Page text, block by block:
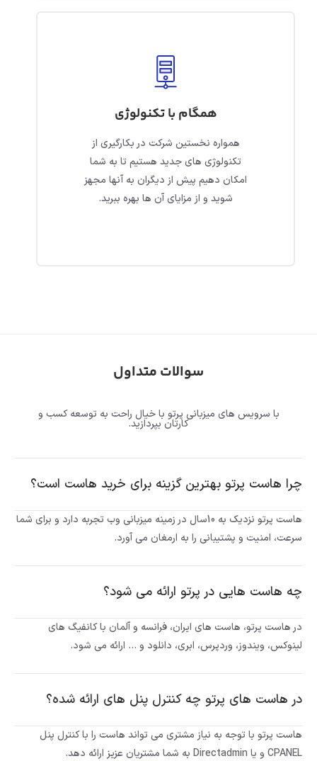
همگام با تکنولوژی
همواره نخستین شرکت در بکارگیری از
تکنولوژی های جدید هستیم تا به شما
امکان دهیم پیش از دیگران به آنها مجهز
شوید و از مزایای آن ها بهره ببرید.
سوالات متداول
با سرویس های میزبانی پرتو با خیال راحت به توسعه کسب و
کارتان بپردازید.
چرا هاست پرتو بهترین گزینه برای خرید هاست است؟
هاست پرتو نزدیک به 10سال در زمینه میزبانی وب تجربه دارد و برای شما
سرعت، امنیت و پشتیبانی را به ارمغان می آورد.
چه هاست هایی در پرتو ارائه می شود؟
در هاست پرتو، هاست های ایران، فرانسه و آلمان با کانفیگ های
لینوکس، ویندوز، وردپرس، ابری، دانلود و … ارائه می شود.
در هاست های پرتو چه کنترل پنل های ارائه شده؟
هاست پرتو با توجه به نیاز مشتری می تواند هاست را با کنترل پنل
CPANEL و یا Directadmin به شما مشتریان عزیز ارائه دهد.